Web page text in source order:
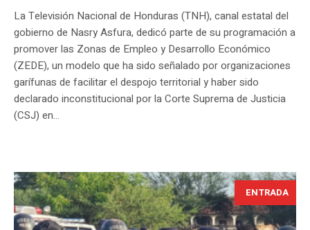
La Televisión Nacional de Honduras (TNH), canal estatal del
gobierno de Nasry Asfura, dedicó parte de su programación a
promover las Zonas de Empleo y Desarrollo Económico
(ZEDE), un modelo que ha sido señalado por organizaciones
garífunas de facilitar el despojo territorial y haber sido
declarado inconstitucional por la Corte Suprema de Justicia
(CSJ) en...
ENTRADA